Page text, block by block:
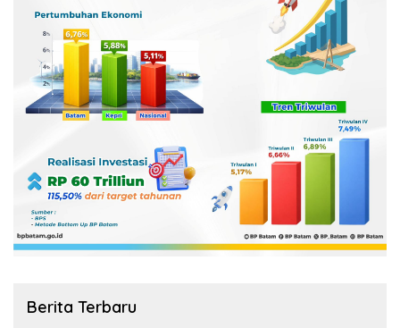
Berita Terbaru